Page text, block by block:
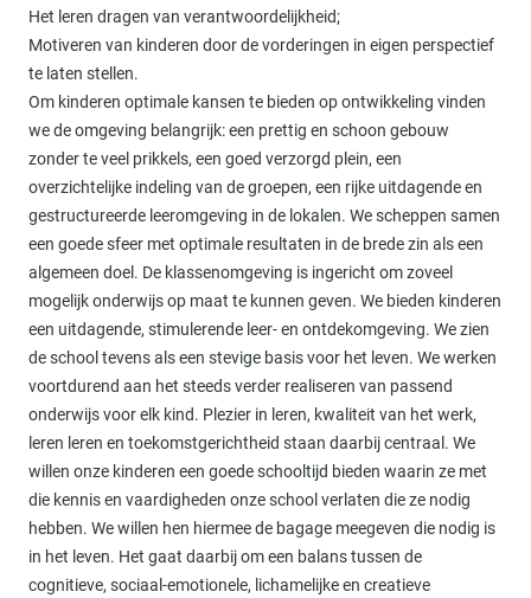
Het leren dragen van verantwoordelijkheid;
Motiveren van kinderen door de vorderingen in eigen perspectief
te laten stellen.
Om kinderen optimale kansen te bieden op ontwikkeling vinden
we de omgeving belangrijk: een prettig en schoon gebouw
zonder te veel prikkels, een goed verzorgd plein, een
overzichtelijke indeling van de groepen, een rijke uitdagende en
gestructureerde leeromgeving in de lokalen. We scheppen samen
een goede sfeer met optimale resultaten in de brede zin als een
algemeen doel. De klassenomgeving is ingericht om zoveel
mogelijk onderwijs op maat te kunnen geven. We bieden kinderen
een uitdagende, stimulerende leer- en ontdekomgeving. We zien
de school tevens als een stevige basis voor het leven. We werken
voortdurend aan het steeds verder realiseren van passend
onderwijs voor elk kind. Plezier in leren, kwaliteit van het werk,
leren leren en toekomstgerichtheid staan daarbij centraal. We
willen onze kinderen een goede schooltijd bieden waarin ze met
die kennis en vaardigheden onze school verlaten die ze nodig
hebben. We willen hen hiermee de bagage meegeven die nodig is
in het leven. Het gaat daarbij om een balans tussen de
cognitieve, sociaal-emotionele, lichamelijke en creatieve